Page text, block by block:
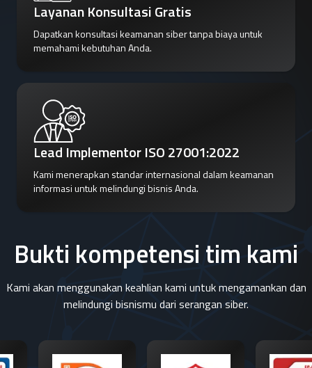
Layanan Konsultasi Gratis
Dapatkan konsultasi keamanan siber tanpa biaya untuk
memahami kebutuhan Anda.
Lead Implementor ISO 27001:2022
Kami menerapkan standar internasional dalam keamanan
informasi untuk melindungi bisnis Anda.
Bukti kompetensi tim kami
Kami akan menggunakan keahlian kami untuk mengamankan dan
melindungi bisnismu dari serangan siber.